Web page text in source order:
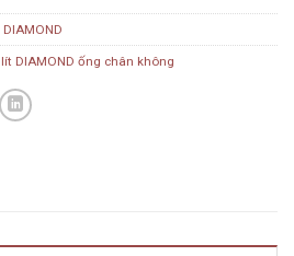
DIAMOND
DIAMOND ống chân không